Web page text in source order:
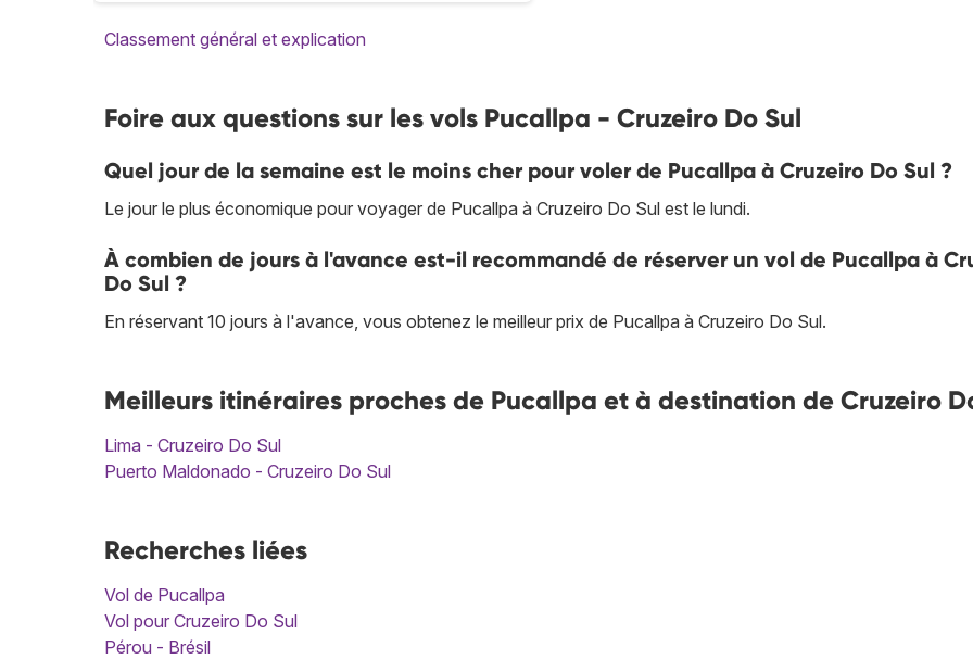
Classement général et explication
Foire aux questions sur les vols Pucallpa - Cruzeiro Do Sul
Quel jour de la semaine est le moins cher pour voler de Pucallpa à Cruzeiro Do Sul ?
Le jour le plus économique pour voyager de Pucallpa à Cruzeiro Do Sul est le lundi.
À combien de jours à l'avance est-il recommandé de réserver un vol de Pucallpa à
Do Sul ?
En réservant 10 jours à l'avance, vous obtenez le meilleur prix de Pucallpa à Cruzeiro Do Sul.
Meilleurs itinéraires proches de Pucallpa et à destination de Cruzeiro
Lima - Cruzeiro Do Sul
Puerto Maldonado - Cruzeiro Do Sul
Recherches liées
Vol de Pucallpa
Vol pour Cruzeiro Do Sul
Pérou - Brésil